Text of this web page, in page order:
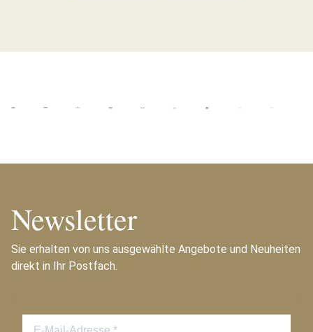
Newsletter
Sie erhalten von uns ausgewählte Angebote und Neuheiten
direkt in Ihr Postfach.